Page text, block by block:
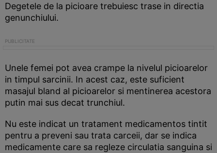
Degetele de la picioare trebuiesc trase in directia
genunchiului.
Unele femei pot avea crampe la nivelul picioarelor
in timpul sarcinii. In acest caz, este suficient
masajul bland al picioarelor si mentinerea acestora
putin mai sus decat trunchiul.
Nu este indicat un tratament medicamentos tintit
pentru a preveni sau trata carceii, dar se indica
medicamente care sa regleze circulatia sanguina si